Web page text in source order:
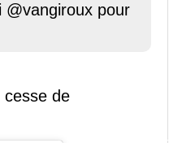
@vangiroux pour
cesse de